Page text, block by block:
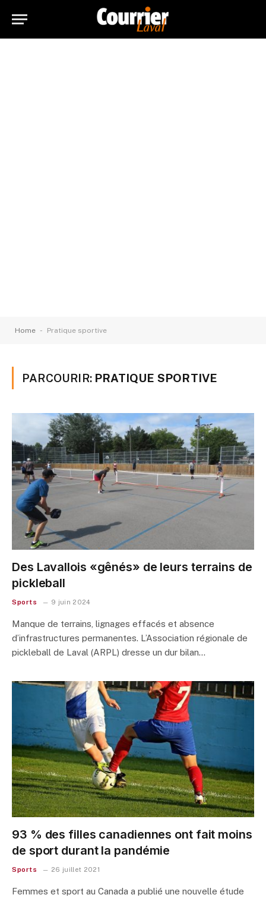
Home - Pratique sportive
PARCOURIR: PRATIQUE SPORTIVE
Des Lavallois «gênés» de leurs terrains de
pickleball
Sports 9 juin 2024
Manque de terrains, lignages effacés et absence
d’infrastructures permanentes. L’Association régionale de
pickleball de Laval (ARPL) dresse un dur bilan…
93 % des filles canadiennes ont fait moins
de sport durant la pandémie
Sports 26 juillet 2021
Femmes et sport au Canada a publié une nouvelle étude